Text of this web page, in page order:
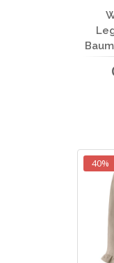
40%